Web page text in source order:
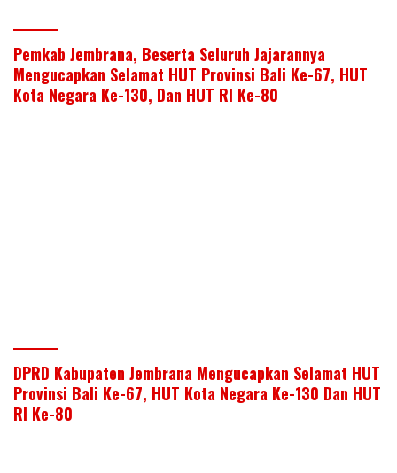
Pemkab Jembrana, Beserta Seluruh Jajarannya
Mengucapkan Selamat HUT Provinsi Bali Ke-67, HUT
Kota Negara Ke-130, Dan HUT RI Ke-80
DPRD Kabupaten Jembrana Mengucapkan Selamat HUT
Provinsi Bali Ke-67, HUT Kota Negara Ke-130 Dan HUT
RI Ke-80